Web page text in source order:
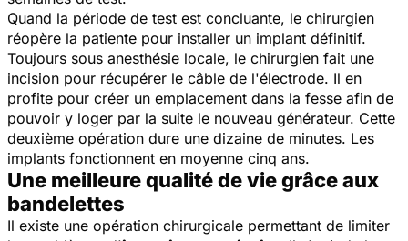
Quand la période de test est concluante, le chirurgien
réopère la patiente pour installer un implant définitif.
Toujours sous anesthésie locale, le chirurgien fait une
incision pour récupérer le câble de l'électrode. Il en
profite pour créer un emplacement dans la fesse afin de
pouvoir y loger par la suite le nouveau générateur. Cette
deuxième opération dure une dizaine de minutes. Les
implants fonctionnent en moyenne cinq ans.
Une meilleure qualité de vie grâce aux
bandelettes
Il existe une opération chirurgicale permettant de limiter